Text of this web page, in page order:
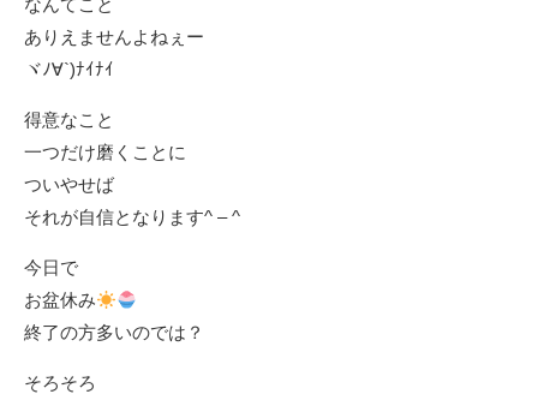
なんてこと
ありえませんよねぇー
ヾﾉ∀`)ﾅｲﾅｲ
得意なこと
一つだけ磨くことに
ついやせば
それが自信となります^ – ^
今日で
お盆休み
終了の方多いのでは？
そろそろ